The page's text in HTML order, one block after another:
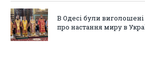
В Одесі були
про настання миру в